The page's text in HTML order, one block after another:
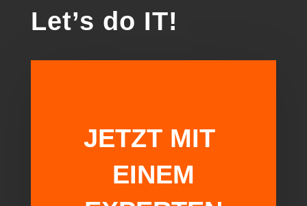
Let’s do IT!
JETZT MIT
EINEM